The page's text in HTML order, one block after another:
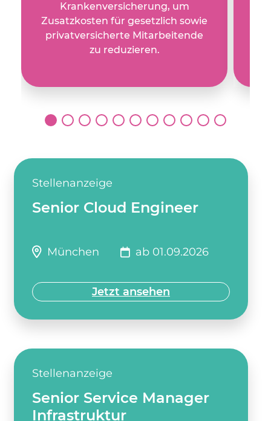
Krankenversicherung, um
Zusatzkosten für gesetzlich sowie
privatversicherte Mitarbeitende
zu reduzieren.
Stellenanzeige
Senior Cloud Engineer
München ab 01.09.2026
Jetzt ansehen
Stellenanzeige
Senior Service Manager
Infrastruktur